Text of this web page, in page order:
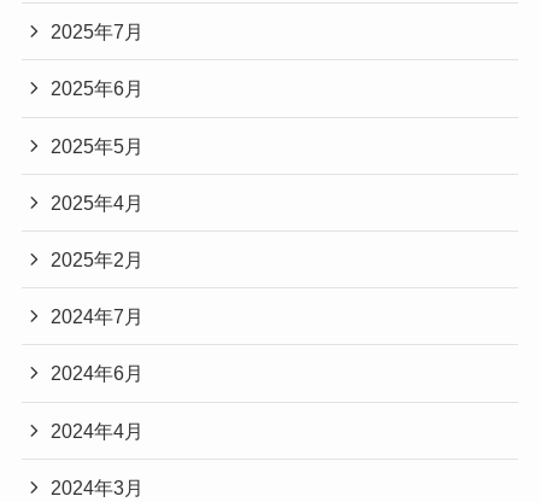
2025年7月
2025年6月
2025年5月
2025年4月
2025年2月
2024年7月
2024年6月
2024年4月
2024年3月